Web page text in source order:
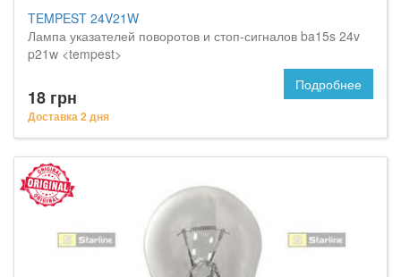
TEMPEST 24V21W
Лампа указателей поворотов и стоп-сигналов ba15s 24v
p21w <tempest>
18 грн
Доставка 2 дня
Подробнее